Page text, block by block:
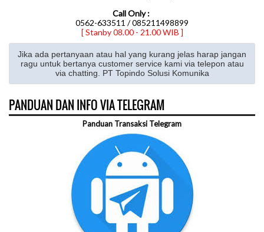
Call Only :
0562-633511 / 085211498899
[ Stanby 08.00 - 21.00 WIB ]
Jika ada pertanyaan atau hal yang kurang jelas harap jangan
ragu untuk bertanya customer service kami via telepon atau
via chatting. PT Topindo Solusi Komunika
PANDUAN DAN INFO VIA TELEGRAM
Panduan Transaksi Telegram